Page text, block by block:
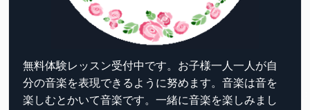
無料体験レッスン受付中です。お子様一人一人が自
分の音楽を表現できるように努めます。音楽は音を
楽しむとかいて音楽です。一緒に音楽を楽しみまし